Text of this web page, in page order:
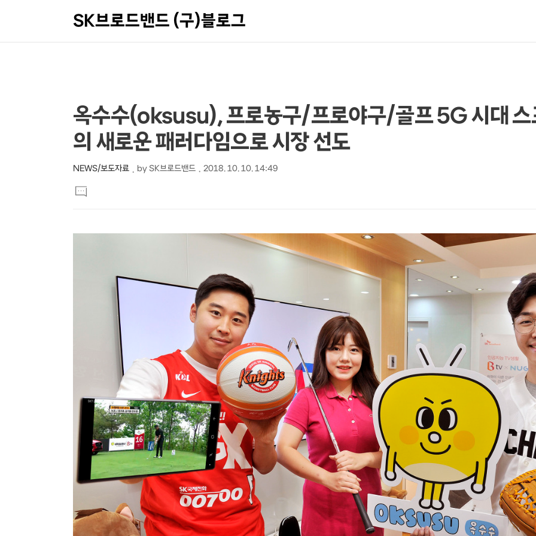
SK브로드밴드 (구)블로그
상
세
컨
텐
츠
본
문
제
옥수수(oksusu), 프로농구/프로야구/골프 5G 시대 스
의 새로운 패러다임으로 시장 선도
NEWS/보도자료 by SK브로드밴드 2018. 10. 10. 14:49
문
댓
글